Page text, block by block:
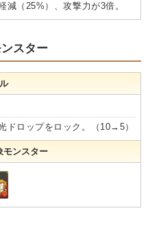
減（25%）、攻撃力が3倍。
スター
ドロップをロック。（10→5）
モンスター